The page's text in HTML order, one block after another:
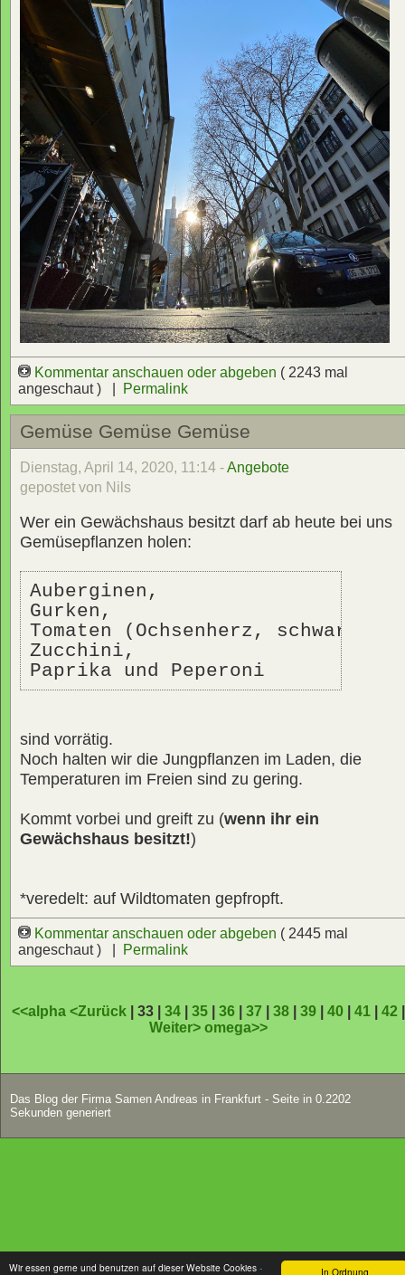
In Ordnung
Wir essen gerne und benutzen auf dieser Website Cookies -
Kommentar anschauen oder abgeben ( 2243 mal
angeschaut ) |
Permalink
Gemüse Gemüse Gemüse
Dienstag, April 14, 2020, 11:14 -Angebote
gepostet von Nils
Wer ein Gewächshaus besitzt darf ab heute bei uns
Gemüsepflanzen holen:
Auberginen,
Gurken,
Tomaten (Ochsenherz,
Zucchini,
Paprika und Peperoni
sind vorrätig.
Noch halten wir die Jungpflanzen im Laden, die
Temperaturen im Freien sind zu gering.
Kommt vorbei und greift zu (wenn ihr ein
Gewächshaus besitzt!)
*veredelt: auf Wildtomaten gepfropft.
Kommentar anschauen oder abgeben ( 2445 mal
angeschaut ) |
Permalink
<<alpha<Zurück | 33 |34 |35 |36 |37 |38 |39 |40 |41 |42
Weiter>omega>>
Das Blog der Firma Samen Andreas in Frankfurt - Seite in 0.2202
Sekunden generiert